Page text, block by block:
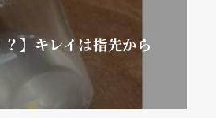
？】キレイは指先から